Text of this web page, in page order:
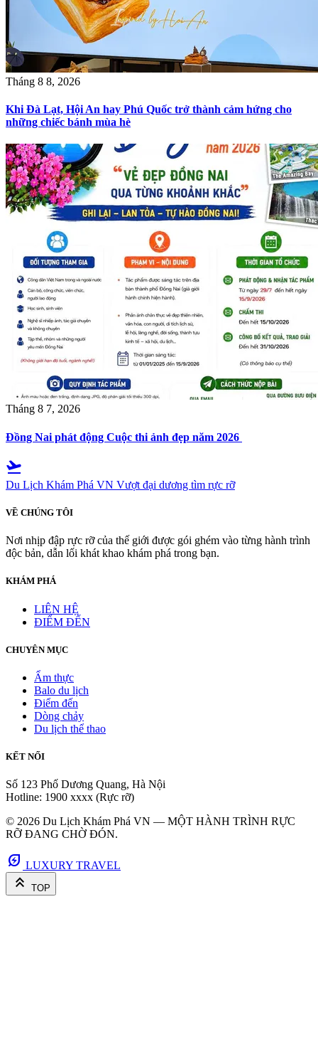
Tháng 8 8, 2026
Khi Đà Lạt, Hội An hay Phú Quốc trở thành cảm hứng cho
những chiếc bánh mùa hè
Tháng 8 7, 2026
Đồng Nai phát động Cuộc thi ảnh đẹp năm 2026
flight_takeoff
Du Lịch Khám Phá VN Vượt đại dương tìm rực rỡ
VỀ CHÚNG TÔI
Nơi nhịp đập rực rỡ của thế giới được gói ghém vào từng hành trình
độc bản, dẫn lối khát khao khám phá trong bạn.
KHÁM PHÁ
LIÊN HỆ
ĐIỂM ĐẾN
CHUYÊN MỤC
Ẩm thực
Balo du lịch
Điểm đến
Dòng chảy
Du lịch thể thao
KẾT NỐI
Số 123 Phố Dương Quang, Hà Nội
Hotline: 1900 xxxx (Rực rỡ)
© 2026 Du Lịch Khám Phá VN — MỘT HÀNH TRÌNH RỰC
RỠ ĐANG CHỜ ĐÓN.
energy_savings_leaf LUXURY TRAVEL
keyboard_double_arrow_up TOP